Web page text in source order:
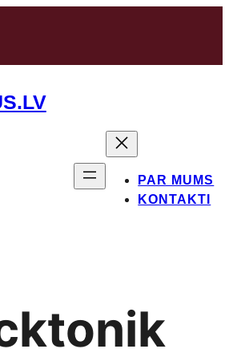
PAR MUMS
KONTAKTI